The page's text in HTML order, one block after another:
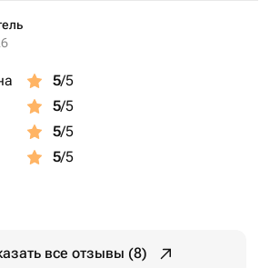
5/5
5/5
5/5
5/5
все отзывы (8)